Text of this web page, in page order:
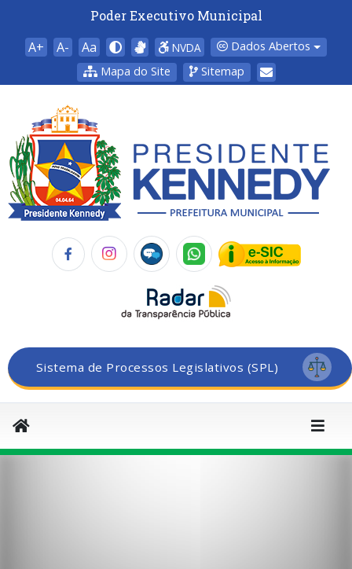
Poder Executivo Municipal
A+ A- Aa NVDA
Dados Abertos
Mapa do Site
Sitemap
Sistema de Processos Legislativos (SPL)